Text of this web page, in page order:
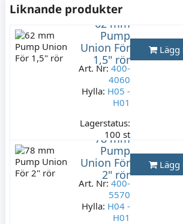
Liknande produkter
62 mm
Pump
Union För
1,5" rör
Art. Nr:400-
4060
Hylla: H05 -
H01
Lagerstatus:
100 st
169 kr
Varav moms:
33,80 kr
78 mm
Pump
Union För
2" rör
Art. Nr:400-
5570
Hylla: H04 -
H01